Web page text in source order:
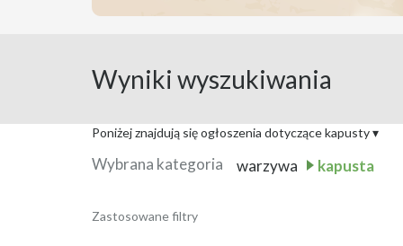
Wyniki wyszukiwania
Poniżej znajdują się ogłoszenia dotyczące kapusty▾
Sprzedam Kapustę i
Wybrana kategoria warzywa kapusta
Zastosowane filtry